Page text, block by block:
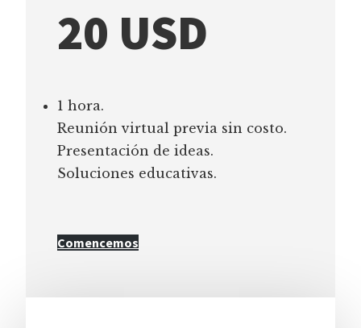
20 USD
1 hora.
Reunión virtual previa sin costo.
Presentación de ideas.
Soluciones educativas.
Comencemos